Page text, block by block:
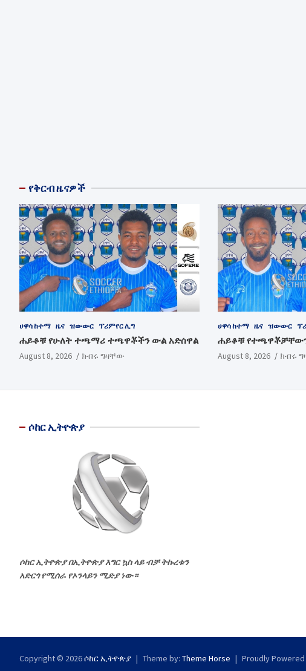
የቅርብ ዜናዎች
ሀዋሳ ከተማ ዜና ዝውውር ፕሪምየር ሊግ
ሐይቆቹ የሁለት ተጫማሪ ተጫዋቾችን ውል አድሰዋል
August 8, 2026 ክብሩ ግዛቸው
ሀዋሳ ከተማ ዜና ዝውውር
ሐይቆቹ
August 8, 2026 ክብሩ
ሶከር ኢትዮጵያ
ሶከር ኢትዮጵያ በኢትዮጵያ እግር ኳስ ላይ ብቻ ትኩረቱን
አድርጎ የሚሰራ የኦንላይን ሚድያ ነው።
Copyright © 2026ሶከር ኢትዮጵያ Theme by: Theme Horse Proudly Powered